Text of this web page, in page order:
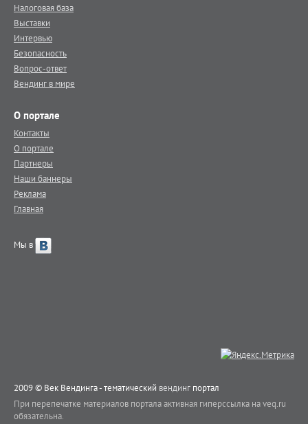
Налоговая база
Выставки
Интервью
Безопасность
Вопрос-ответ
Вендинг в мире
О портале
Контакты
О портале
Партнеры
Наши баннеры
Реклама
Главная
Мы в
2009 © Век Вендинга - тематический вендинг портал
При перепечатке материалов портала активная гиперссылка на veq.ru
обязательна.